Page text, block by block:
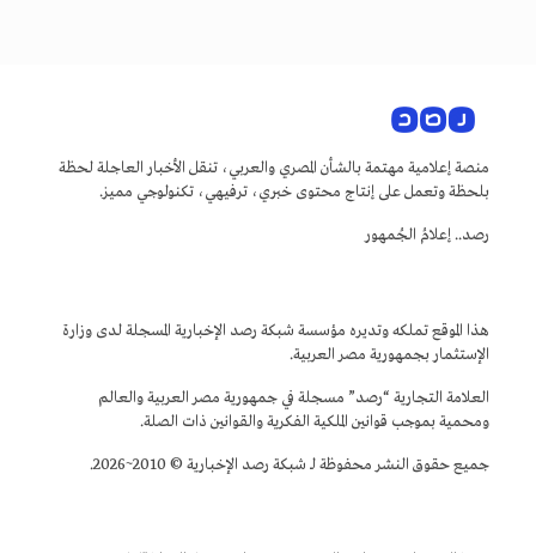
منصة إعلامية مهتمة بالشأن المصري والعربي، تنقل الأخبار العاجلة لحظة
بلحظة وتعمل على إنتاج محتوى خبري، ترفيهي، تكنولوجي مميز.
رصد.. إعلامُ الجُمهور
هذا الموقع تملكه وتديره مؤسسة شبكة رصد الإخبارية المسجلة لدى وزارة
الإستثمار بجمهورية مصر العربية.
العلامة التجارية “رصد” مسجلة في جمهورية مصر العربية والعالم
ومحمية بموجب قوانين الملكية الفكرية والقوانين ذات الصلة.
جميع حقوق النشر محفوظة لـ شبكة رصد الإخبارية © 2010~2026.